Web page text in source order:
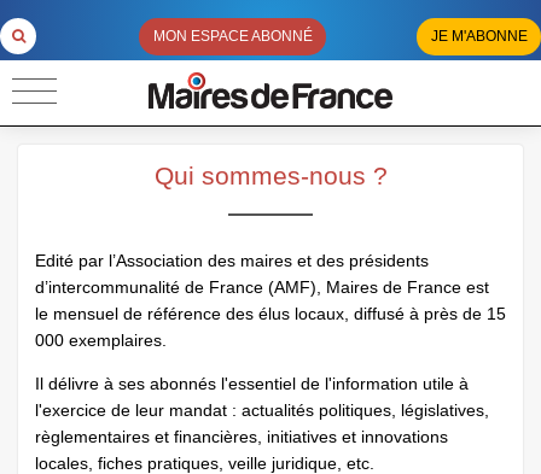
MON ESPACE ABONNÉ JE M'ABONNE
Qui sommes-nous ?
Edité par l’Association des maires et des présidents
d’intercommunalité de France (AMF), Maires de France est
le mensuel de référence des élus locaux, diffusé à près de 15
000 exemplaires.
Il délivre à ses abonnés l'essentiel de l'information utile à
l'exercice de leur mandat : actualités politiques, législatives,
règlementaires et financières, initiatives et innovations
locales, fiches pratiques, veille juridique, etc.